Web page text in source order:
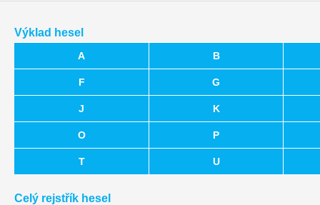
Výklad hesel
A B
F G
J K
O P
T U
Celý rejstřík hesel